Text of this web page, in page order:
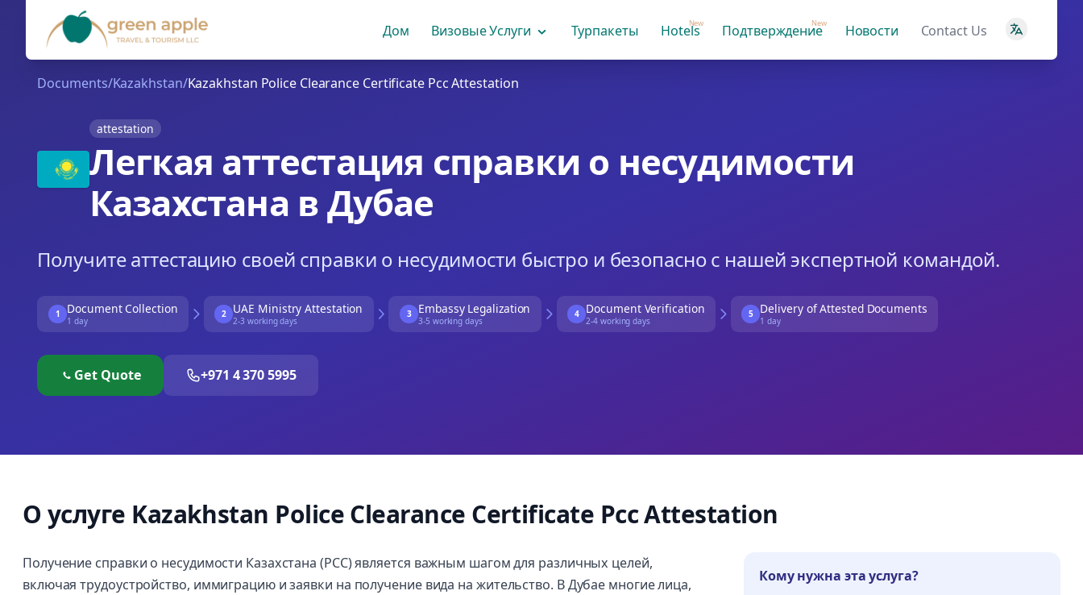
Дом Визовые Услуги Турпакеты Hotels
New Подтверждение
New Новости Contact Us
Documents/Kazakhstan/Kazakhstan Police Clearance Certificate Pcc Attestation
attestation
Легкая аттестация справки о несудимости
Казахстана в Дубае
Получите аттестацию своей справки о несудимости быстро и безопасно с нашей экспертной командой.
1 Document Collection
1 day
2 UAE Ministry Attestation
2-3 working days
3 Embassy Legalization
3-5 working days
4 Document Verification
2-4 working days
5 Delivery of Attested Documents
1 day
Get Quote +971 4 370 5995
О услуге Kazakhstan Police Clearance Certificate Pcc Attestation
Получение справки о несудимости Казахстана (PCC) является важным шагом для различных целей,
включая трудоустройство, иммиграцию и заявки на получение вида на жительство. В Дубае многие лица,
Кому нужна эта услуга?